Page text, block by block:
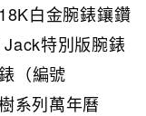
白金腕錶鑲鑽
特別版腕錶
（編號
系列萬年曆